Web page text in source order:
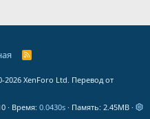
R
2026 XenForo Ltd. Перевод от
Время 0.0430s Память 2.45MB